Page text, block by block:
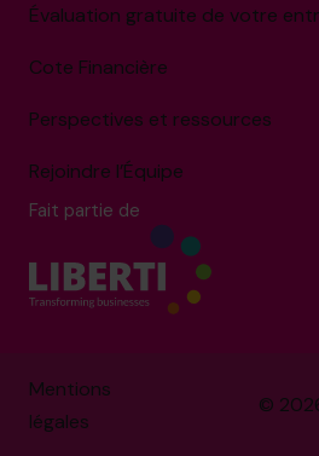
Évaluation gratuite de votre
Cote Financière
Perspectives et ressources
Rejoindre l’Équipe
Fait partie de
©
Mentions
légales